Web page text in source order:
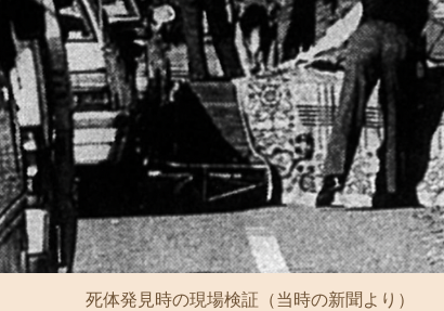
死体発見時の現場検証（当時の新聞より）